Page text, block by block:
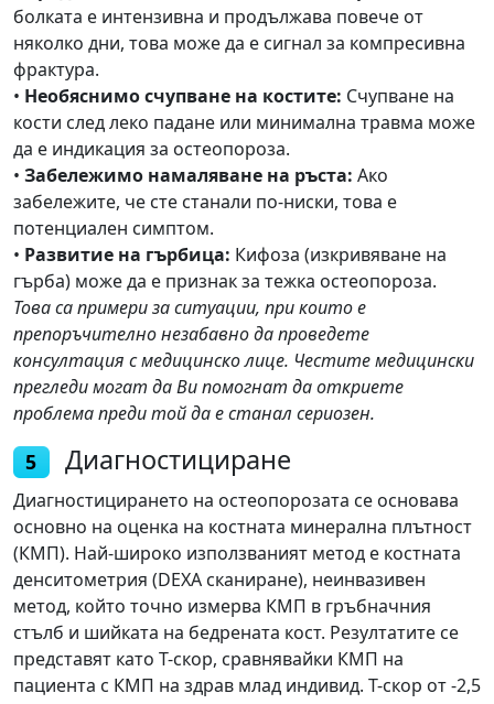
болката е интензивна и продължава повече от
няколко дни, това може да е сигнал за компресивна
фрактура.
• Необяснимо счупване на костите: Счупване на
кости след леко падане или минимална травма може
да е индикация за остеопороза.
• Забележимо намаляване на ръста: Ако
забележите, че сте станали по-ниски, това е
потенциален симптом.
• Развитие на гърбица: Кифоза (изкривяване на
гърба) може да е признак за тежка остеопороза.
Това са примери за ситуации, при които е
препоръчително незабавно да проведете
консултация с медицинско лице. Честите медицински
прегледи могат да Ви помогнат да откриете
проблема преди той да е станал сериозен.
5 Диагностициране
Диагностицирането на остеопорозата се основава
основно на оценка на костната минерална плътност
(КМП). Най-широко използваният метод е костната
денситометрия (DEXA сканиране), неинвазивен
метод, който точно измерва КМП в гръбначния
стълб и шийката на бедрената кост. Резултатите се
представят като T-скор, сравнявайки КМП на
пациента с КМП на здрав млад индивид. T-скор от -2,5